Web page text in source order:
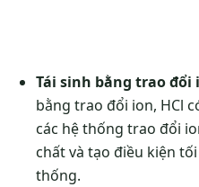
Tái sinh bằng trao đổi
bằng trao đổi ion, HCl
các hệ thống trao đổi
chất và tạo điều kiện
thống.